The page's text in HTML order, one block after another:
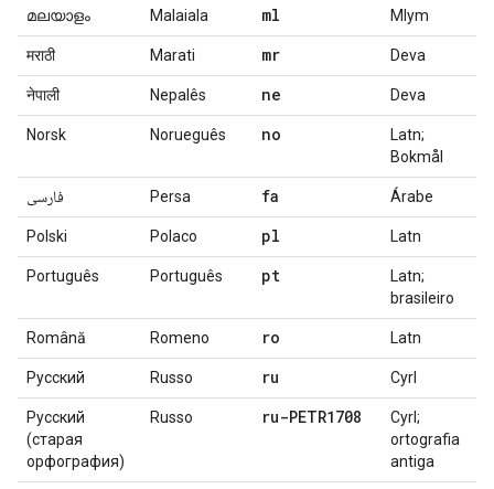
മലയാളം Malaiala ml Mlym
मराठी Marati mr Deva
नेपाली Nepalês ne Deva
Norsk Norueguês no
Latn;
Bokmål
فارسی Persa fa Árabe
Polski Polaco pl Latn
Português Português pt
Latn;
brasileiro
Română Romeno ro Latn
Русский Russo ru Cyrl
Русский
(старая
орфография)
Russo ru-PETR1708
Cyrl;
ortografia
antiga